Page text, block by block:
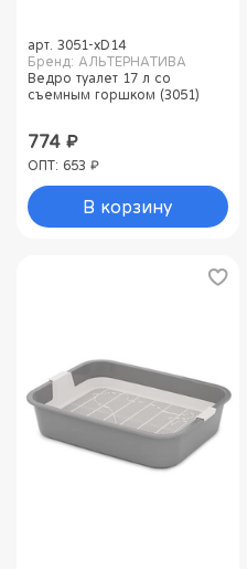
арт. 3051-xD14
Бренд: АЛЬТЕРНАТИВА
Ведро туалет 17 л со
съемным горшком (3051)
774 ₽
ОПТ: 653 ₽
В корзину